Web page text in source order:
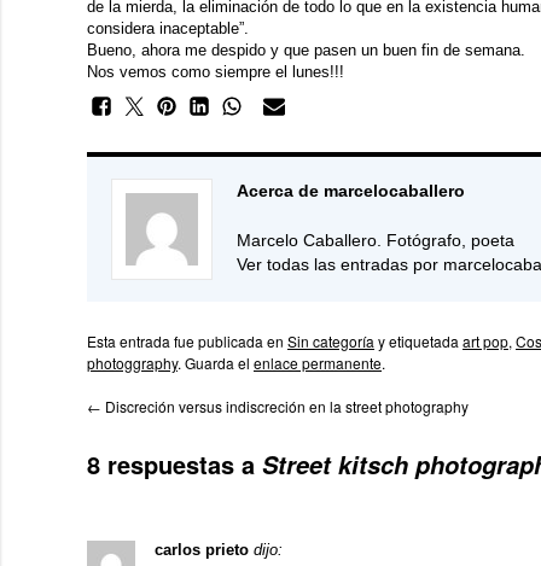
de la mierda, la eliminación de todo lo que en la existencia
considera inaceptable”.
Bueno, ahora me despido y que pasen un buen fin de semana.
Nos vemos como siempre el lunes!!!
Acerca de marcelocaballero
Marcelo Caballero. Fotógrafo, poeta
Ver todas las entradas por
Esta entrada fue publicada en Sin categoría y etiquetada art pop,
photoggraphy. Guarda el enlace permanente.
← Discreción versus indiscreción en la street photography
8 respuestas a Street kitsch
carlos prieto dijo: